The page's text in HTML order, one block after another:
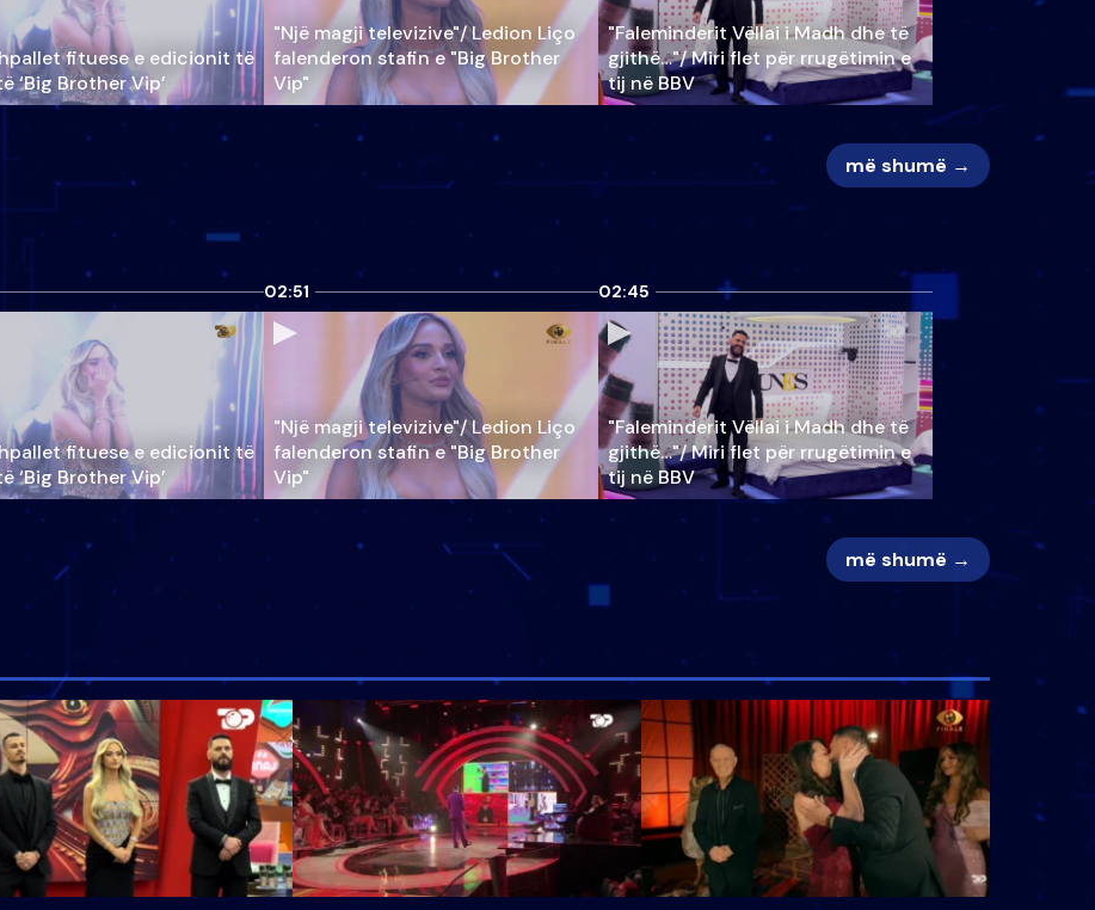
fituese e edicionit të
‘Big Brother Vip’
"Një magji televizive"/ Ledion Liço
falenderon stafin e "Big Brother
Vip"
"Faleminderit Vëllai i Madh dhe të
gjithë…"/ Miri flet për rrugëtimin e
tij në BBV
më shumë →
fituese e edicionit të
‘Big Brother Vip’
02:51
"Një magji televizive"/ Ledion Liço
falenderon stafin e "Big Brother
Vip"
02:45
"Faleminderit Vëllai i Madh dhe të
gjithë…"/ Miri flet për rrugëtimin e
tij në BBV
më shumë →